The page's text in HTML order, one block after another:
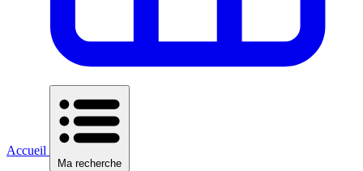
Accueil
Ma recherche